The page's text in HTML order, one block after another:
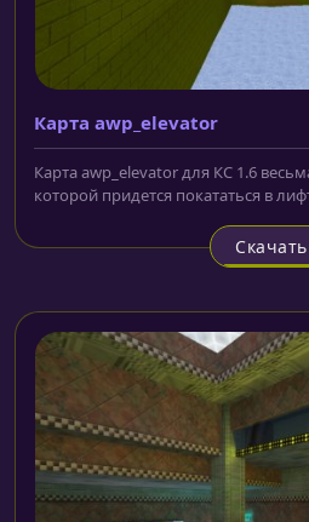
Карта awp_elevator
Карта awp_elevator для КС 1.6
которой придется покататься в
Скачать